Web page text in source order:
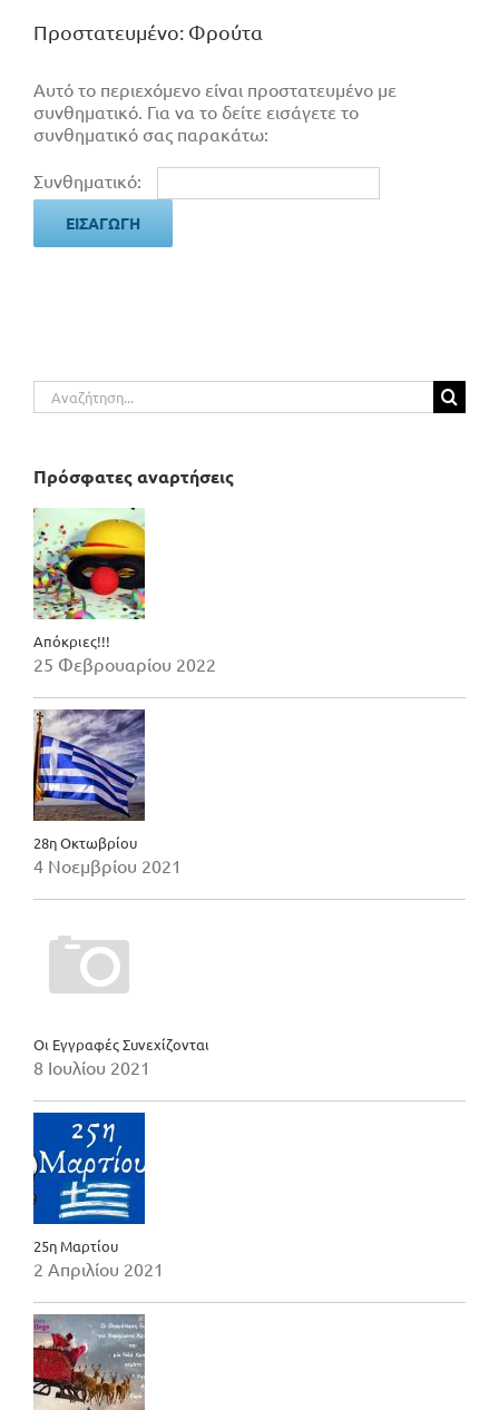
Πρoστατευμένο: Φρούτα
Αυτό το περιεχόμενο είναι προστατευμένο με
συνθηματικό. Για να το δείτε εισάγετε το
συνθηματικό σας παρακάτω:
Συνθηματικό:
Αναζήτηση
για:
Πρόσφατες αναρτήσεις
Απόκριες!!!
25 Φεβρουαρίου 2022
28η Οκτωβρίου
4 Νοεμβρίου 2021
Οι Εγγραφές Συνεχίζονται
8 Ιουλίου 2021
25η Μαρτίου
2 Απριλίου 2021